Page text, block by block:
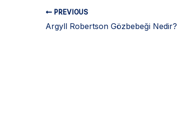
PREVIOUS
Argyll Robertson Gözbebeği Nedir?